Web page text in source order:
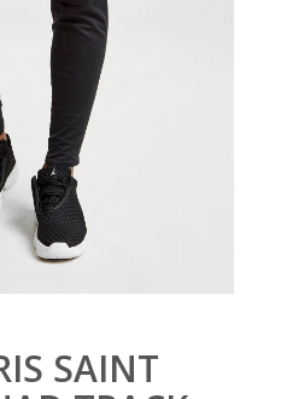
SAINT